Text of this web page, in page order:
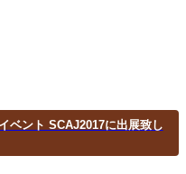
ベント SCAJ2017に出展致し